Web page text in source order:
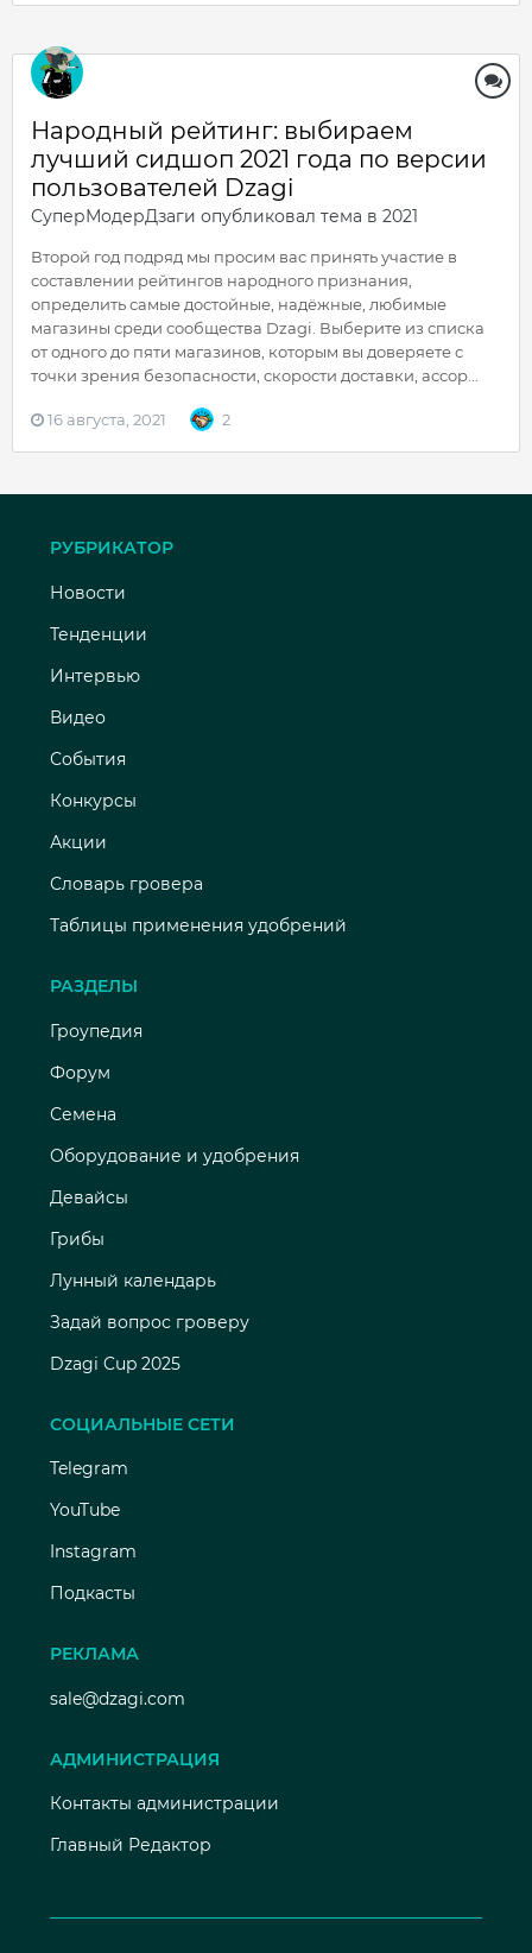
Народный рейтинг: выбираем
лучший сидшоп 2021 года по версии
пользователей Dzagi
СуперМодерДзаги опубликовал тема в 2021
Второй год подряд мы просим вас принять участие в
составлении рейтингов народного признания,
определить самые достойные, надёжные, любимые
магазины среди сообщества Dzagi. Выберите из списка
от одного до пяти магазинов, которым вы доверяете с
точки зрения безопасности, скорости доставки, ассор...
16 августа, 2021 2
РУБРИКАТОР
Новости
Тенденции
Интервью
Видео
События
Конкурсы
Акции
Словарь гровера
Таблицы применения удобрений
РАЗДЕЛЫ
Гроупедия
Форум
Семена
Оборудование и удобрения
Девайсы
Грибы
Лунный календарь
Задай вопрос гроверу
Dzagi Cup 2025
СОЦИАЛЬНЫЕ СЕТИ
Telegram
YouTube
Instagram
Подкасты
РЕКЛАМА
sale@dzagi.com
АДМИНИСТРАЦИЯ
Контакты администрации
Главный Редактор